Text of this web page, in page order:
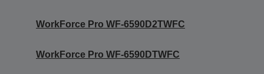
WorkForce Pro WF-6590D2TWFC
WorkForce Pro WF-6590DTWFC